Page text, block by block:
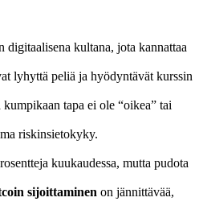
kultana, jota kannattaa
lyhyttä peliä ja hyödyntävät kurssin
tapa ei ole “oikea” tai
riskinsietokyky.
kuukaudessa, mutta pudota
sijoittaminen on jännittävää,